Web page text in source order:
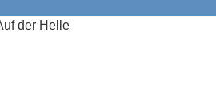
der Helle